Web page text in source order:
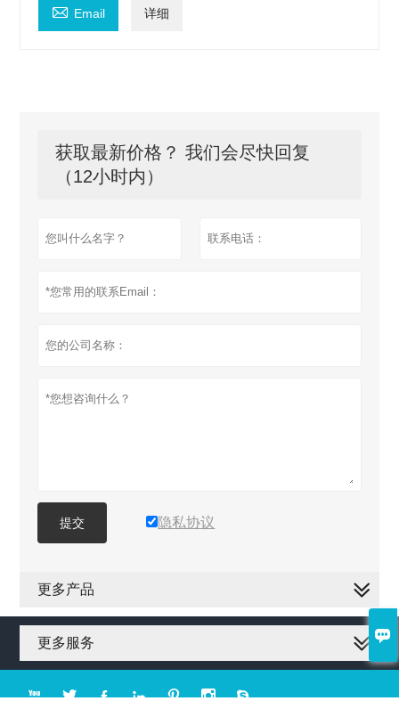

 Email 详细
获取最新价格？ 我们会尽快回复
（12小时内）
提交 隐私协议
更多产品
更多服务
      